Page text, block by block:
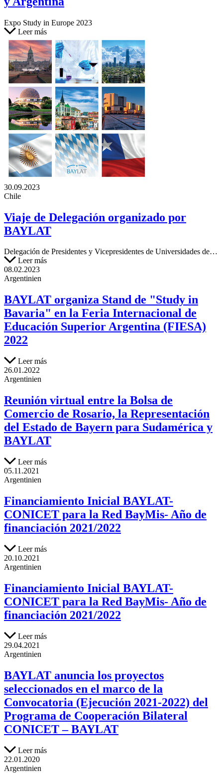
Expo Study in Europe 2023
Leer más
30.09.2023
Chile
Viaje de Delegación organizado por
BAYLAT
Delegación de Presidentes y Vicepresidentes de Universidades de…
Leer más
08.02.2023
Argentinien
BAYLAT organiza Stand de "Study in
Bavaria" en la Feria Internacional de
Educación Superior Argentina (FIESA)
2022
Leer más
26.01.2022
Argentinien
Reunión virtual entre la Bolsa de
Comercio de Rosario, la Representación
del Estado de Bayern para Sudamérica y
BAYLAT
Leer más
05.11.2021
Argentinien
Financiamiento Inicial BAYLAT-
CONICET para la Red BayMis- Año de
financiación 2021/2022
Leer más
20.10.2021
Argentinien
Financiamiento Inicial BAYLAT-
CONICET para la Red BayMis- Año de
financiación 2021/2022
Leer más
29.04.2021
Argentinien
BAYLAT anuncia los proyectos
seleccionados en el marco de la
Convocatoria (Ejecución 2021-2022) del
Programa de Cooperación Bilateral
CONICET – BAYLAT
Leer más
22.01.2020
Argentinien